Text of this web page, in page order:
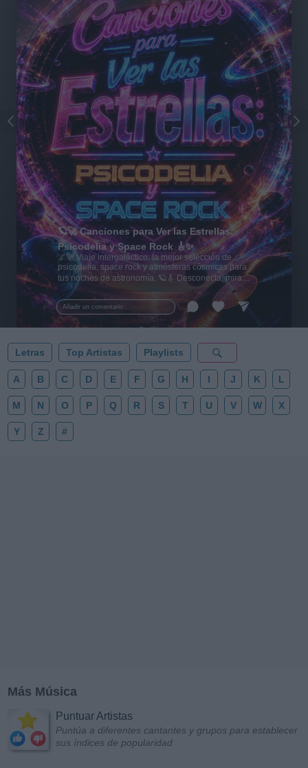
Añadir un comentario ...
🪐🚀 Canciones para Ver las Estrellas:
Psicodelia y Space Rock 🎸✨
🌌🚀 Viaje intergaláctico: la mejor selección de
psicodelia, space rock y atmósferas cósmicas para
tus noches de astronomía. 🪐🎸 Desconecta, mira
al firmamento y siente la gravedad cero. 💾 ¡Guarda
esta colección para tu próxima noche estrellada!
✨⭐
Letras Top Artistas Playlists
A B C D E F G H I J K L
M N O P Q R S T U V W X
Y Z #
Más Música
Puntuar Artistas
Puntúa a diferentes cantantes y grupos para establecer
sus índices de popularidad